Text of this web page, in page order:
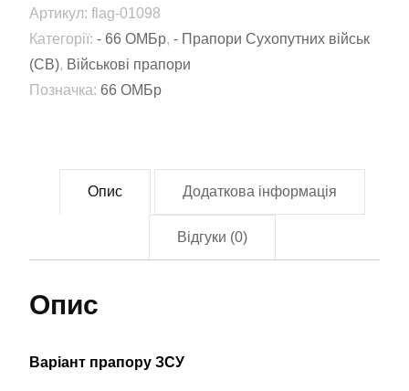
бригада
імені
князя
Мстислава
ОМБр)
Артикул: flag-01098
Категорії: - 66 ОМБр, - Прапори Сухопутних військ
(СВ), Військові прапори
Позначка: 66 ОМБр
Опис Додаткова інформація
Відгуки (0)
Опис
Варіант прапору ЗСУ